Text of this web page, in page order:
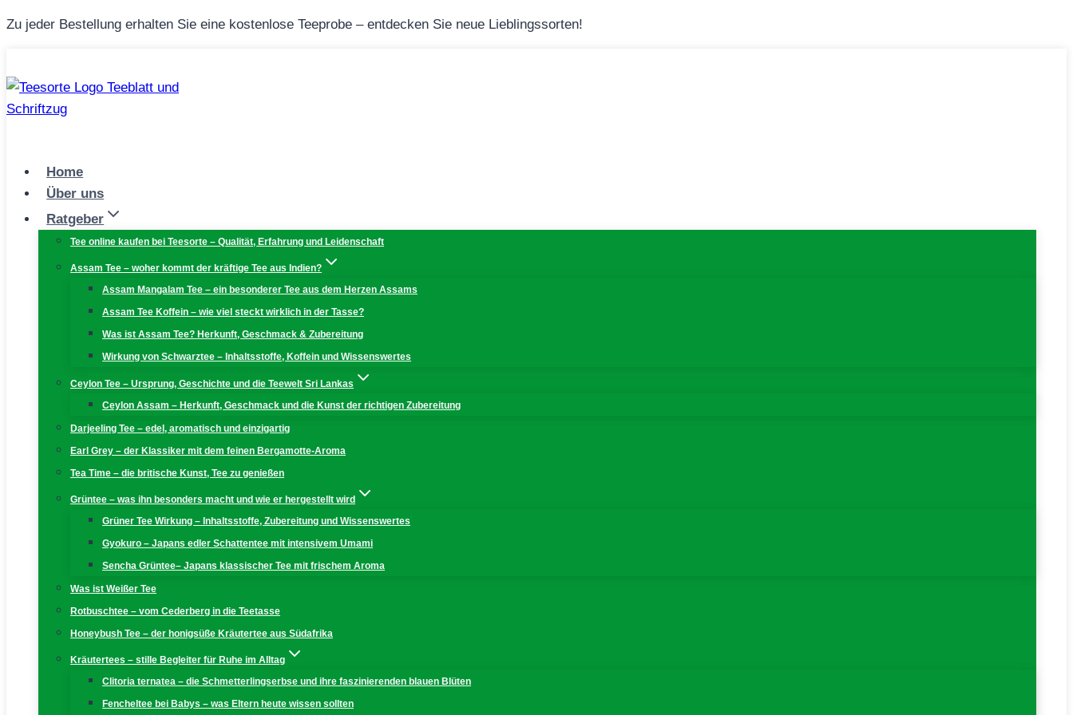
Zum
Zu jeder Bestellung erhalten Sie eine kostenlose Teeprobe – entdecken Sie neue Lieblingssorten!
Home
Über uns
Ratgeber
Tee online kaufen bei Teesorte – Qualität, Erfahrung und Leidenschaft
Assam Tee – woher kommt der kräftige Tee aus Indien?
Assam Mangalam Tee – ein besonderer Tee aus dem Herzen Assams
Assam Tee Koffein – wie viel steckt wirklich in der Tasse?
Was ist Assam Tee? Herkunft, Geschmack & Zubereitung
Wirkung von Schwarztee – Inhaltsstoffe, Koffein und Wissenswertes
Ceylon Tee – Ursprung, Geschichte und die Teewelt Sri Lankas
Ceylon Assam – Herkunft, Geschmack und die Kunst der richtigen Zubereitung
Darjeeling Tee – edel, aromatisch und einzigartig
Earl Grey – der Klassiker mit dem feinen Bergamotte-Aroma
Tea Time – die britische Kunst, Tee zu genießen
Grüntee – was ihn besonders macht und wie er hergestellt wird
Grüner Tee Wirkung – Inhaltsstoffe, Zubereitung und Wissenswertes
Gyokuro – Japans edler Schattentee mit intensivem Umami
Sencha Grüntee– Japans klassischer Tee mit frischem Aroma
Was ist Weißer Tee
Rotbuschtee – vom Cederberg in die Teetasse
Honeybush Tee – der honigsüße Kräutertee aus Südafrika
Kräutertees – stille Begleiter für Ruhe im Alltag
Clitoria ternatea – die Schmetterlingserbse und ihre faszinierenden blauen Blüten
Fencheltee bei Babys – was Eltern heute wissen sollten